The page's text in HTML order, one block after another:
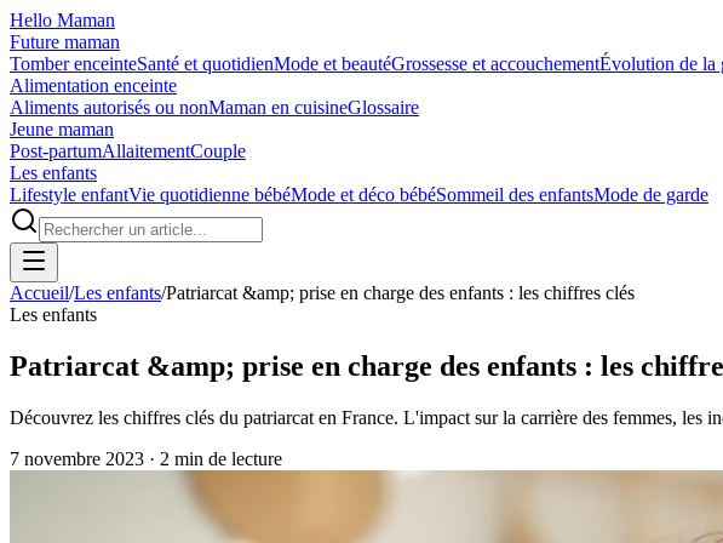
Hello Maman
Future maman
Tomber enceinteSanté et quotidienMode et beautéGrossesse et accouchementÉvolution de la
Alimentation enceinte
Aliments autorisés ou nonMaman en cuisineGlossaire
Jeune maman
Post-partumAllaitementCouple
Les enfants
Lifestyle enfantVie quotidienne bébéMode et déco bébéSommeil des enfantsMode de garde
Accueil/Les enfants/Patriarcat &amp; prise en charge des enfants : les chiffres clés
Les enfants
Patriarcat &amp; prise en charge des enfants : les
Découvrez les chiffres clés du patriarcat en France. L'impact sur la carrière des femmes, les
7 novembre 2023 · 2 min de lecture